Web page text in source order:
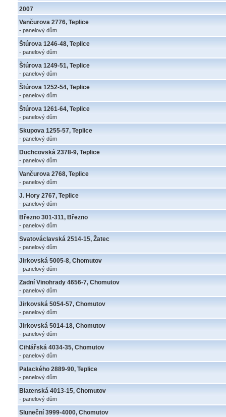
2007
Vančurova 2776, Teplice
- panelový dům
Štúrova 1246-48, Teplice
- panelový dům
Štúrova 1249-51, Teplice
- panelový dům
Štúrova 1252-54, Teplice
- panelový dům
Štúrova 1261-64, Teplice
- panelový dům
Skupova 1255-57, Teplice
- panelový dům
Duchcovská 2378-9, Teplice
- panelový dům
Vančurova 2768, Teplice
- panelový dům
J. Hory 2767, Teplice
- panelový dům
Březno 301-311, Březno
- panelový dům
Svatováclavská 2514-15, Žatec
- panelový dům
Jirkovská 5005-8, Chomutov
- panelový dům
Zadní Vinohrady 4656-7, Chomutov
- panelový dům
Jirkovská 5054-57, Chomutov
- panelový dům
Jirkovská 5014-18, Chomutov
- panelový dům
Cihlářská 4034-35, Chomutov
- panelový dům
Palackého 2889-90, Teplice
- panelový dům
Blatenská 4013-15, Chomutov
- panelový dům
Sluneční 3999-4000, Chomutov